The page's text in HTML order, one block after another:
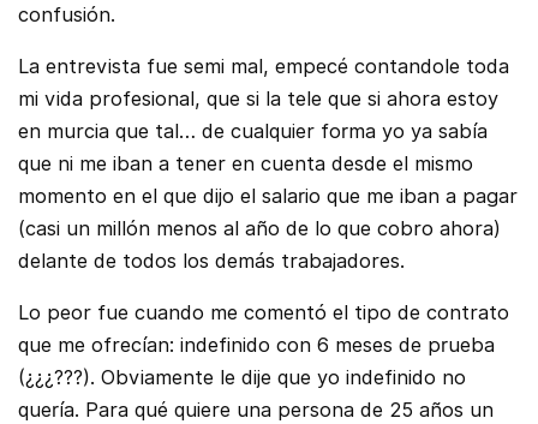
confusión.
La entrevista fue semi mal, empecé contandole toda
mi vida profesional, que si la tele que si ahora estoy
en murcia que tal… de cualquier forma yo ya sabía
que ni me iban a tener en cuenta desde el mismo
momento en el que dijo el salario que me iban a pagar
(casi un millón menos al año de lo que cobro ahora)
delante de todos los demás trabajadores.
Lo peor fue cuando me comentó el tipo de contrato
que me ofrecían: indefinido con 6 meses de prueba
(¿¿¿???). Obviamente le dije que yo indefinido no
quería. Para qué quiere una persona de 25 años un